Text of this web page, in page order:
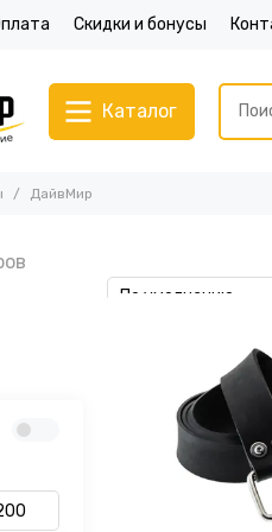
Скидки и бонусы
Каталог
ДайвМир